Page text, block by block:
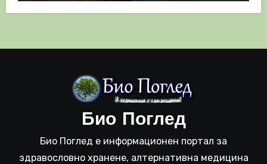
Био Поглед
Био Поглед е информационен портал за
здравословно хранене, алтернативна медицина